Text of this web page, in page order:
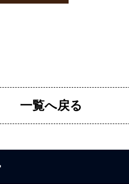
一覧へ戻る